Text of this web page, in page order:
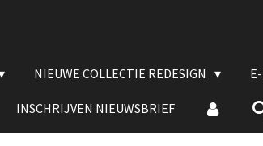
NIEUWE COLLECTIE REDESIGN
INSCHRIJVEN NIEUWSBRIEF